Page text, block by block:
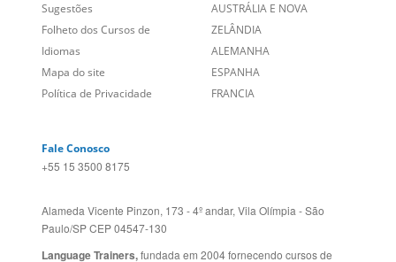
Empregos
Blog
Social
Site Corporativo
Sugestões
Mapa do site
ESTADOS UNIDOS (EN)
ESTADOS UNIDOS (ES)
CANADÁ (EN)
REINO UNIDO E IRLANDA
AUSTRÁLIA E NOVA
Fale Conosco
+55 15 3500 8175